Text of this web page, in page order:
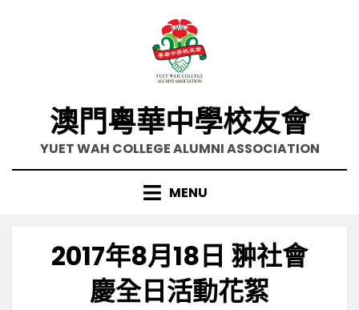
澳門粵華中學校友會
YUET WAH COLLEGE ALUMNI ASSOCIATION
MENU
2017年8月18日 翀社會
慶全日活動花絮